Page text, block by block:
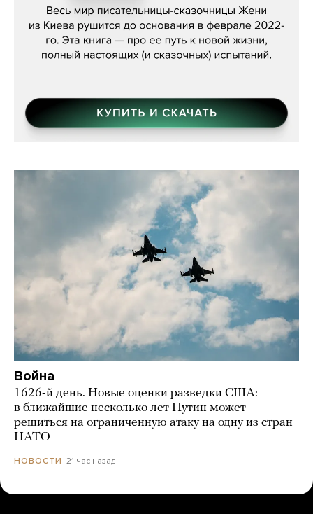
Война
1626-й день. Новые оценки разведки США:
в ближайшие несколько лет Путин может
решиться на ограниченную атаку на одну из стран
НАТО
НОВОСТИ 21 час назад